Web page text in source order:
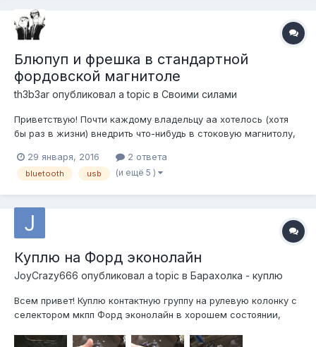
Блюпуп и фрешка в стандартной
фордовской магнитоле
th3b3ar опубликовал a topic в Своими силами
Приветствую! Почти каждому владельцу аа хотелось (хотя
бы раз в жизни) внедрить что-нибудь в стоковую магнитолу,
носители. Часто (когда позволяет конструкция бубнитолы)
ограничиваются линейным входом, а хочется "блюпуп и
29 января, 2016 2 ответа
bluetooth usb (и ещё 5 )
Куплю на Форд эконолайн
JoyCrazy666 опубликовал a topic в Барахолка - куплю
Всем привет! Куплю контактную группу на рулевую колонку с
селектором мкпп Форд эконолайн в хорошем состоянии,
89128251932 или в инст joycrazy666.год не знаю, установлена